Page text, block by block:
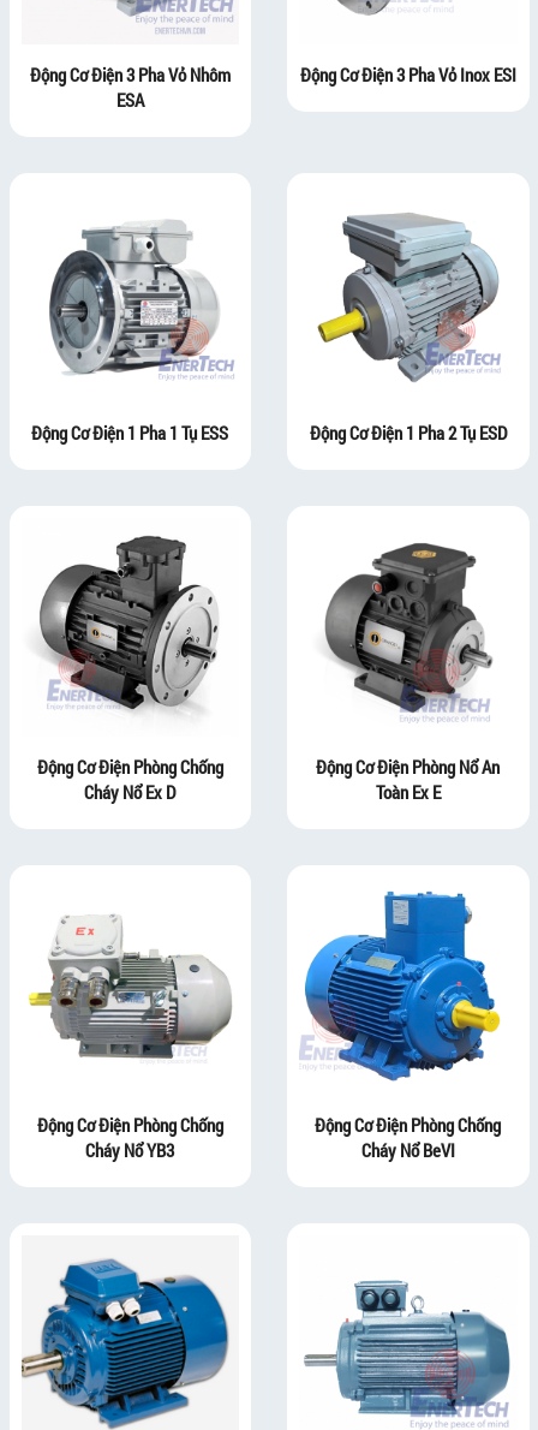
Động Cơ Điện 3 Pha Vỏ Nhôm
ESA
Động Cơ Điện 3 Pha Vỏ Inox ESI
Động Cơ Điện 1 Pha 1 Tụ ESS Động Cơ Điện 1 Pha 2 Tụ ESD
Động Cơ Điện Phòng Chống
Cháy Nổ Ex D
Động Cơ Điện Phòng Nổ An
Toàn Ex E
Động Cơ Điện Phòng Chống
Cháy Nổ YB3
Động Cơ Điện Phòng Chống
Cháy Nổ BeVI